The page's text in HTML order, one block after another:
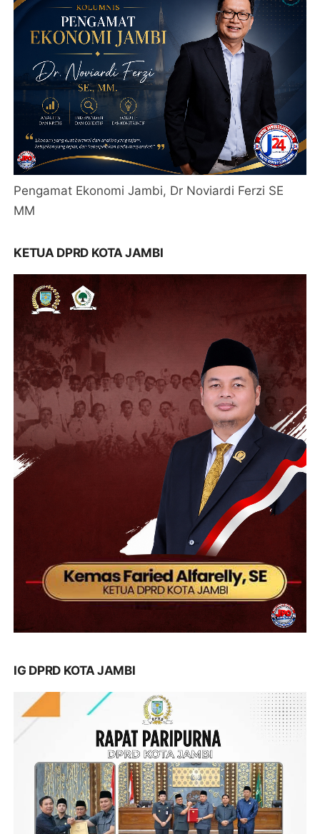
Pengamat Ekonomi Jambi, Dr Noviardi Ferzi SE
MM
KETUA DPRD KOTA JAMBI
IG DPRD KOTA JAMBI